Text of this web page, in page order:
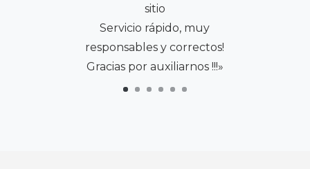
sitio
Servicio rápido, muy
responsables y correctos!
Gracias por auxiliarnos !!!»